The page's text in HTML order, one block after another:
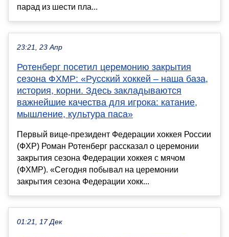
парад из шести пла...
23:21, 23 Апр
Ротенберг посетил церемонию закрытия
сезона ФХМР: «Русский хоккей – наша база,
история, корни. Здесь закладываются
важнейшие качества для игрока: катание,
мышление, культура паса»
Первый вице-президент Федерации хоккея России
(ФХР) Роман Ротенберг рассказал о церемонии
закрытия сезона Федерации хоккея с мячом
(ФХМР). «Сегодня побывал на церемонии
закрытия сезона Федерации хокк...
01:21, 17 Дек